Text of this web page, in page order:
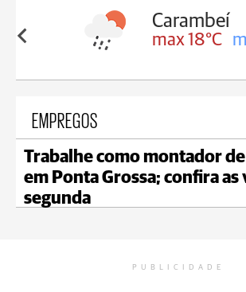
18°C
Carambeí
max 18°C
EMPREGOS
Trabalhe como montador
em Ponta Grossa; confira as
segunda
PUBLICIDADE